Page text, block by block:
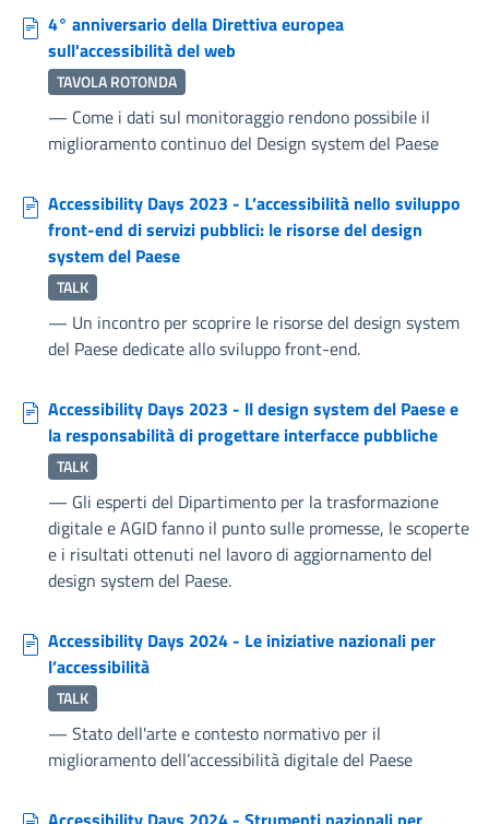
4° anniversario della Direttiva europea
sull'accessibilità del web
TAVOLA ROTONDA
— Come i dati sul monitoraggio rendono possibile il
miglioramento continuo del Design system del Paese
Accessibility Days 2023 - L’accessibilità nello sviluppo
front-end di servizi pubblici: le risorse del design
system del Paese
TALK
— Un incontro per scoprire le risorse del design system
del Paese dedicate allo sviluppo front-end.
Accessibility Days 2023 - ll design system del Paese e
la responsabilità di progettare interfacce pubbliche
TALK
— Gli esperti del Dipartimento per la trasformazione
digitale e AGID fanno il punto sulle promesse, le scoperte
e i risultati ottenuti nel lavoro di aggiornamento del
design system del Paese.
Accessibility Days 2024 - Le iniziative nazionali per
l’accessibilità
TALK
— Stato dell'arte e contesto normativo per il
miglioramento dell’accessibilità digitale del Paese